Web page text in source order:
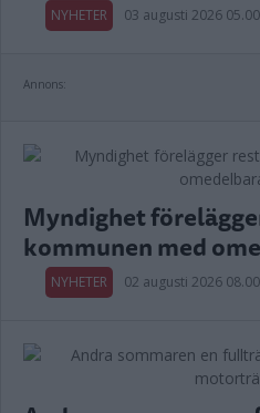
NYHETER 03 augusti 2026 05.00
Annons:
Myndighet
kommunen med
NYHETER 02 augusti 2026 08.00